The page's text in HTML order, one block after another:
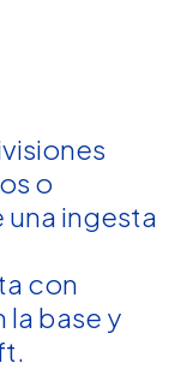
o
ingesta
con
la base y